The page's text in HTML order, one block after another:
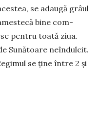
se ada­ugă grâul
bine com­
pen­tru toa­tă ziua.
Su­nă­toare neîndulcit.
se ține între 2 și